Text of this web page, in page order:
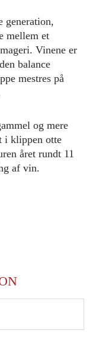
generation,
mellem et
Vinene er
balance
mestres på
og mere
i klippen otte
året rundt 11
af vin.